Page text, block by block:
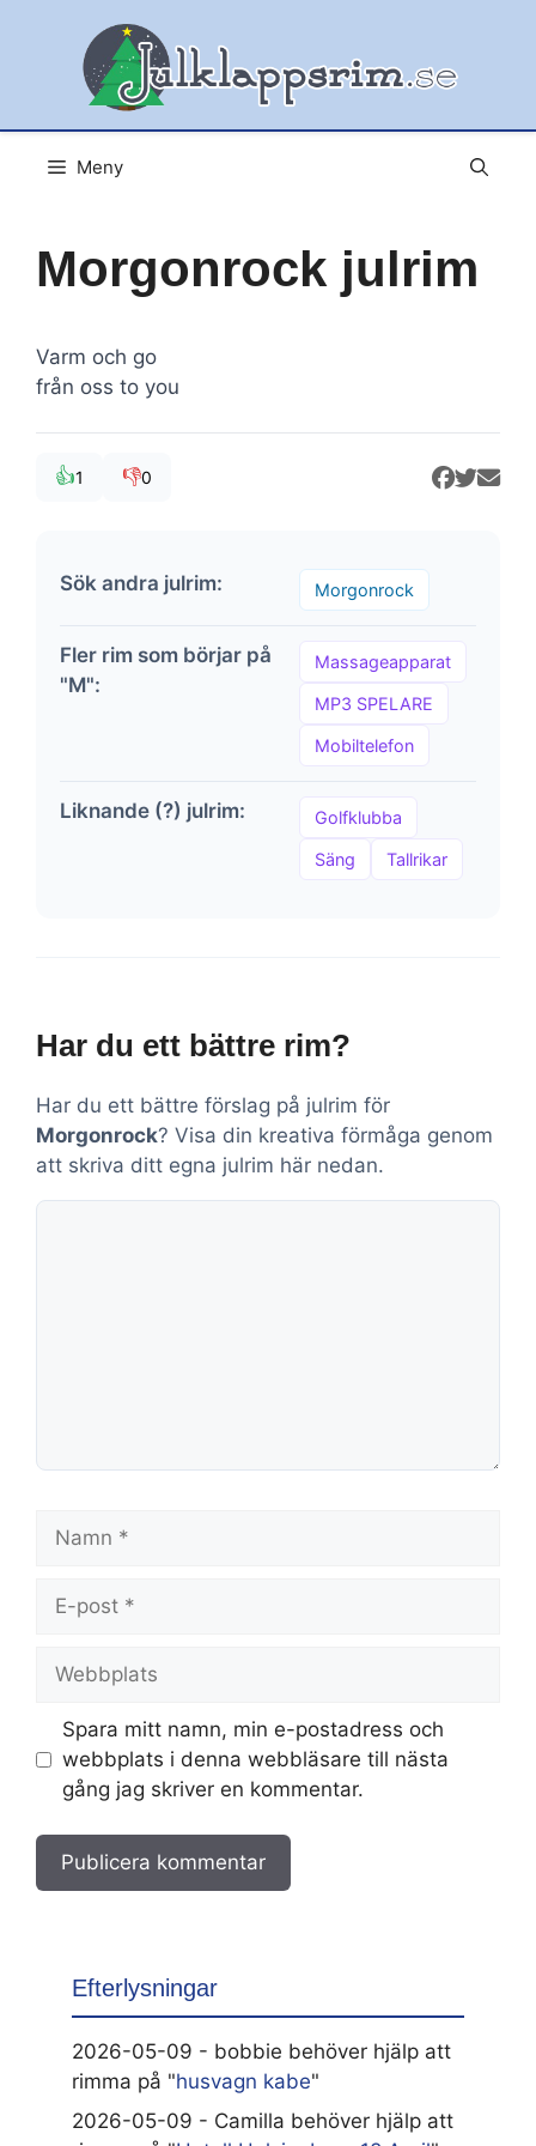
Meny
Morgonrock julrim
Varm och go
från oss to you
👍1 👎0
Sök andra julrim: Morgonrock
Fler rim som börjar på
"M":
Massageapparat
MP3 SPELARE
Mobiltelefon
Liknande (?) julrim: Golfklubba
Säng Tallrikar
Har du ett bättre rim?
Har du ett bättre förslag på julrim för
Morgonrock? Visa din kreativa förmåga genom
att skriva ditt egna julrim här nedan.
Kommentar
post
Spara mitt namn, min e-postadress och
webbplats i denna webbläsare till nästa
gång jag skriver en kommentar.
Efterlysningar
2026-05-09 - bobbie behöver hjälp att
rimma på "husvagn kabe"
2026-05-09 - Camilla behöver hjälp att